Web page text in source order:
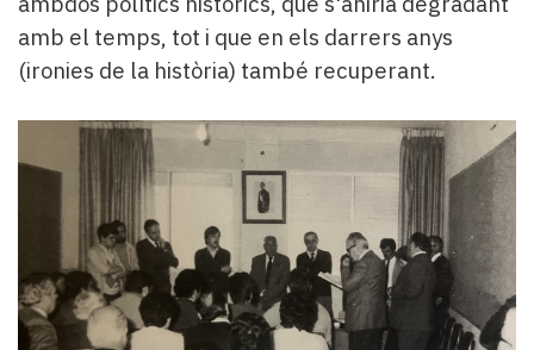
amb el temps, tot i que en els darrers anys
(ironies de la història) també recuperant.